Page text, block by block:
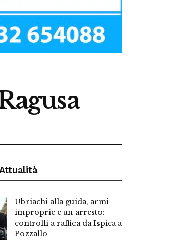
Ubriachi alla guida, armi
improprie e un arresto:
controlli a raffica da Ispica a
Pozzallo